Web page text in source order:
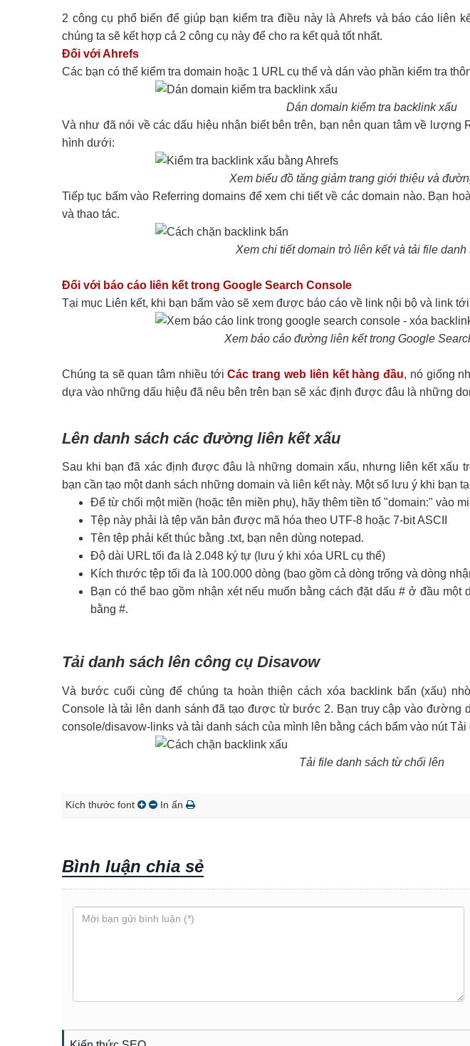
2 công cụ phổ biến để giúp bạn kiểm tra điều này là Ahrefs và báo cáo liên
chúng ta sẽ kết hợp cả 2 công cụ này để cho ra kết quả tốt nhất.
Đối với Ahrefs
Các bạn có thể kiểm tra domain hoặc 1 URL cụ thể và dán vào phần kiểm tra
Dán domain kiểm tra backlink xấu
Và như đã nói về các dấu hiệu nhận biết bên trên, bạn nên quan tâm về lượng
hình dưới:
Xem biểu đồ tăng giảm trang giới thiệu và
Tiếp tục bấm vào Referring domains để xem chi tiết về các domain nào. Bạn
và thao tác.
Xem chi tiết domain trỏ liên kết và tải file danh
Đối với báo cáo liên kết trong Google Search Console
Tại mục Liên kết, khi bạn bấm vào sẽ xem được báo cáo về link nội bộ và link
Xem báo cáo đường liên kết trong Google
Chúng ta sẽ quan tâm nhiều tớiCác trang web liên kết hàng đầu, nó giống
dựa vào những dấu hiệu đã nêu bên trên bạn sẽ xác định được đâu là những
Lên danh sách các đường liên kết xấu
Sau khi bạn đã xác định được đâu là những domain xấu, nhưng liên kết xấu
bạn cần tạo một danh sách những domain và liên kết này. Một số lưu ý khi bạn
Để từ chối một miền (hoặc tên miền phụ), hãy thêm tiền tố "domain:" vào
Tệp này phải là tệp văn bản được mã hóa theo UTF-8 hoặc 7-bit ASCII
Tên tệp phải kết thúc bằng .txt, bạn nên dùng notepad.
Độ dài URL tối đa là 2.048 ký tự (lưu ý khi xóa URL cụ thể)
Kích thước tệp tối đa là 100.000 dòng (bao gồm cả dòng trống và dòng
Bạn có thể bao gồm nhận xét nếu muốn bằng cách đặt dấu # ở đầu một
bằng #.
Tải danh sách lên công cụ Disavow
Và bước cuối cùng để chúng ta hoàn thiện cách xóa backlink bẩn (xấu)
Console là tải lên danh sánh đã tạo được từ bước 2. Bạn truy cập vào đường
console/disavow-links và tải danh sách của mình lên bằng cách bấm vào nút
Tải file danh sách từ chối lên
Kích thước font In ấn
Bình luận chia sẻ